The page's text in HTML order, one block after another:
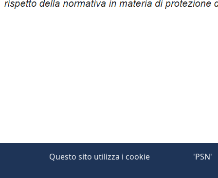
Questo sito utilizza i cookie 'PSN'